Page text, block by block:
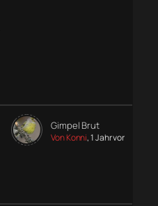
Gimpel Brut
Von Konni, 1 Jahr vor